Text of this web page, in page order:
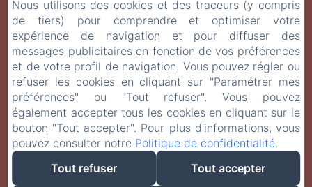
Les chambres
Événements
À Table
Contact
EN FR
Créé par Amenitiz
Nous utilisons des cookies et des traceurs (y compris
de tiers) pour comprendre et optimiser votre
expérience de navigation et pour diffuser des
messages publicitaires en fonction de vos préférences
et de votre profil de navigation. Vous pouvez régler ou
refuser les cookies en cliquant sur "Paramétrer mes
préférences" ou "Tout refuser". Vous pouvez
également accepter tous les cookies en cliquant sur le
bouton "Tout accepter". Pour plus d'informations, vous
pouvez consulter notre Politique de confidentialité.
Tout refuser
Tout accepter